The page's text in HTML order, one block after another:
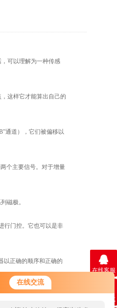
在线交流
可以理解为一种传感
这样它才能算出自己的
通道），它们被偏移以
个主要信号。对于增量
磁极。
行门控。它也可以是非
正确的顺序和正确的
在线客服
联系方式